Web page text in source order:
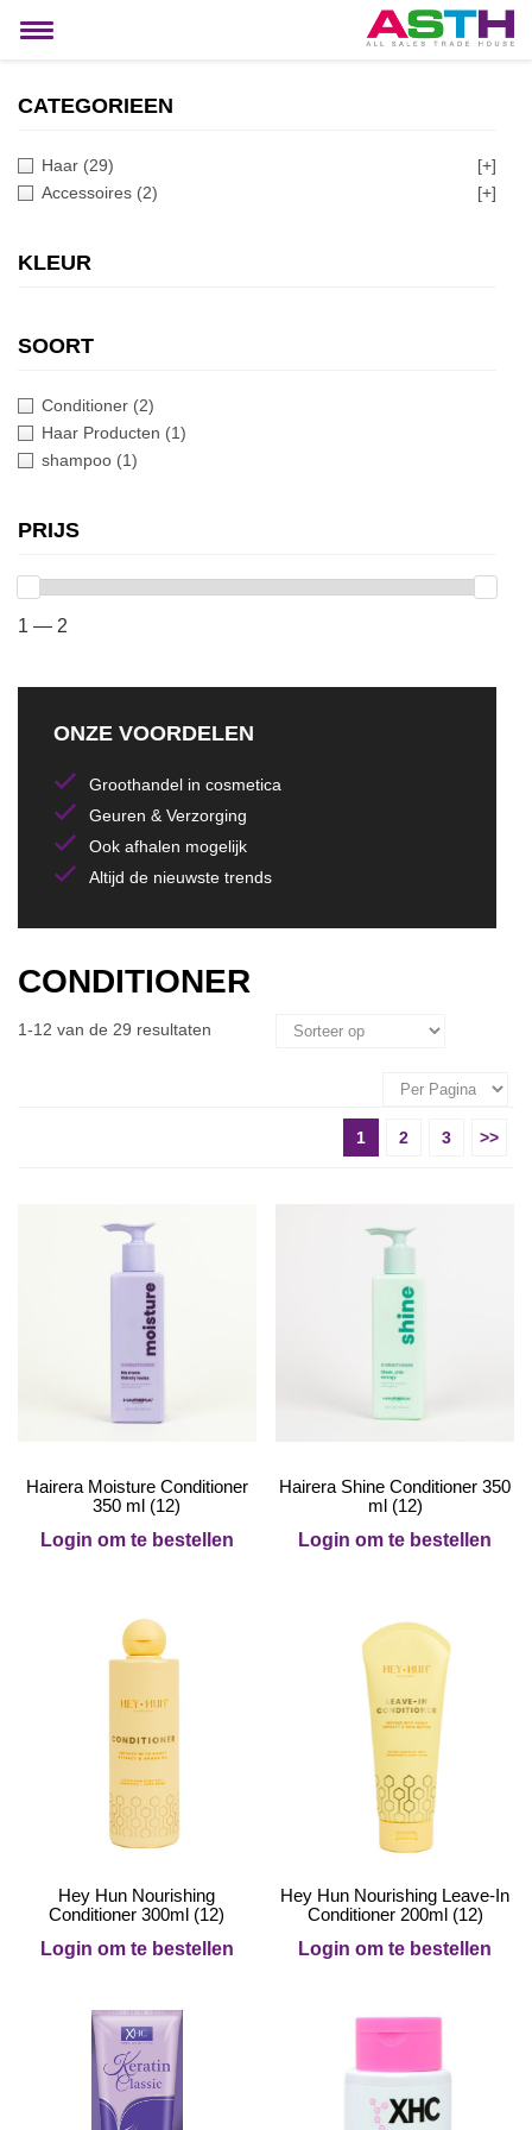
Toggle
CATEGORIEEN
Haar (29)
[+]
Accessoires (2) [+]
KLEUR
SOORT
Conditioner (2)
Haar Producten (1)
shampoo (1)
PRIJS
1 — 2
ONZE VOORDELEN
Groothandel in cosmetica
Geuren & Verzorging
Ook afhalen mogelijk
Altijd de nieuwste trends
CONDITIONER
1-12 van de 29 resultaten
1 2 3 >>
Hairera Moisture Conditioner
350 ml (12)
Login om te bestellen
Hairera Shine Conditioner 350
ml (12)
Login om te bestellen
Hey Hun Nourishing
Conditioner 300ml (12)
Login om te bestellen
Hey Hun Nourishing Leave-In
Conditioner 200ml (12)
Login om te bestellen